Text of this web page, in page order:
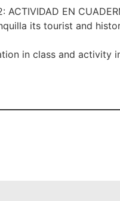
ACTIVIDAD EN
its tourist and
in class and activity